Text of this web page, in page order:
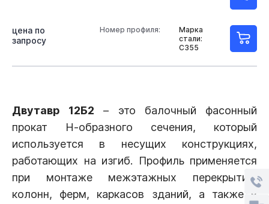
Марка
стали:
С355
Номер профиля:
цена по
запросу
Двутавр 12Б2 – это балочный фасонный
прокат Н-образного сечения, который
используется в несущих конструкциях,
работающих на изгиб. Профиль применяется
при монтаже межэтажных перекрытий,
колонн, ферм, каркасов зданий, а также в